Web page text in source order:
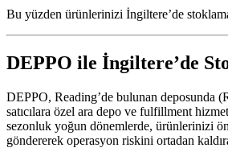
Bu yüzden ürünlerinizi İngiltere’de
DEPPO ile İngiltere’de
DEPPO, Reading’de bulunan deposunda
satıcılara özel ara depo ve fulfillment
sezonluk yoğun dönemlerde, ürünlerinizi
göndererek operasyon riskini ortadan